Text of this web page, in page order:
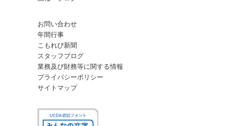
お問い合わせ
年間行事
こもれび新聞
スタッフブログ
業務及び財務等に関する情報
プライバシーポリシー
サイトマップ